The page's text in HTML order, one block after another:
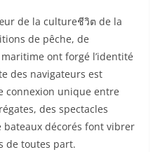
de la cultureชีวิต de la
de pêche, de
ont forgé l’identité
des navigateurs est
connexion unique entre
des spectacles
décorés font vibrer
de toutes part.